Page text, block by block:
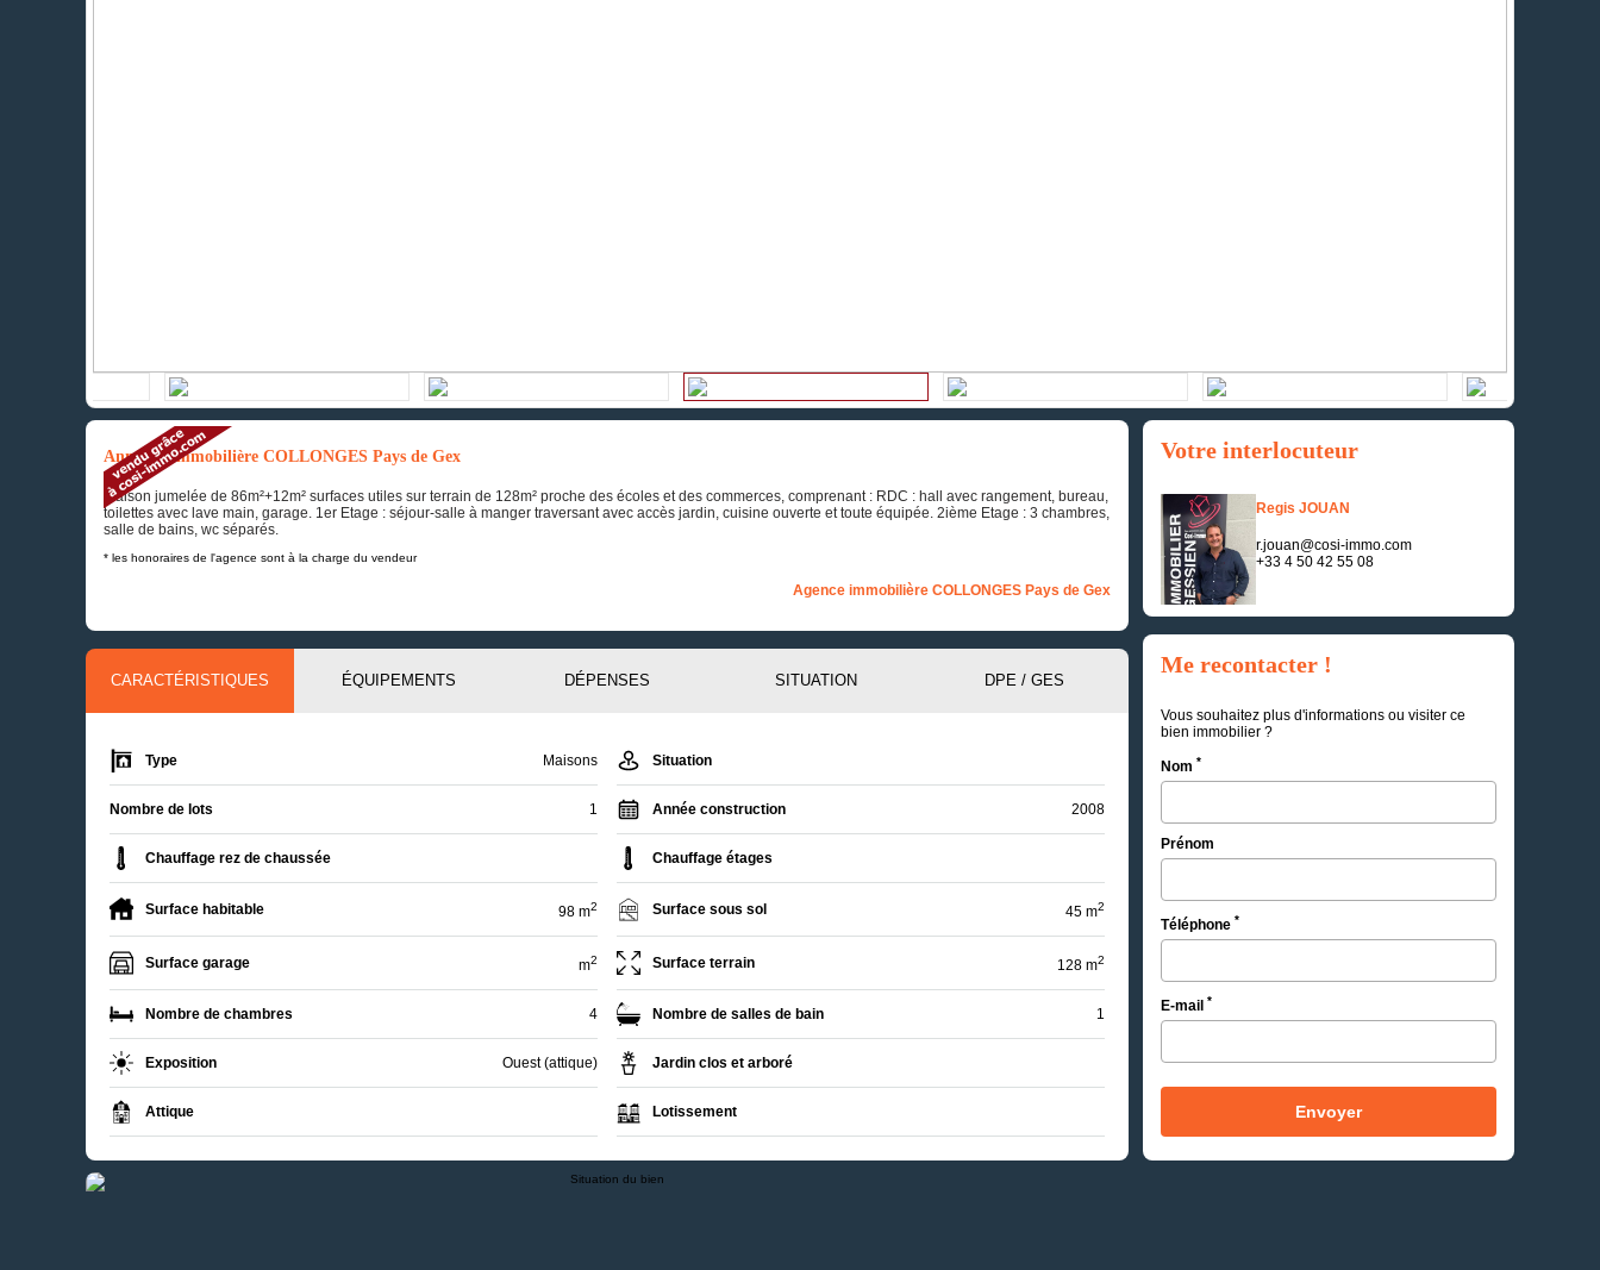
Annonce immobilière COLLONGES Pays de Gex
Maison jumelée de 86m²+12m² surfaces utiles sur terrain de 128m² proche des écoles et des commerces, comprenant : RDC : hall avec rangement, bureau,
toilettes avec lave main, garage. 1er Etage : séjour-salle à manger traversant avec accès jardin, cuisine ouverte et toute équipée. 2ième Etage : 3 chambres,
salle de bains, wc séparés.
* les honoraires de l'agence sont à la charge du vendeur
Agence immobilière COLLONGES Pays de Gex
CARACTÉRISTIQUES ÉQUIPEMENTS DÉPENSES SITUATION DPE / GES
Type Maisons Situation
Nombre de lots 1 Année construction 2008
Chauffage rez de chaussée Chauffage étages
Surface habitable 98 m2 Surface sous sol 45 m2
Surface garage m2 Surface terrain 128 m2
Nombre de chambres 4 Nombre de salles de bain 1
Exposition Ouest (attique) Jardin clos et arboré
Attique Lotissement
Votre interlocuteur
Regis JOUAN
r.jouan@cosi-immo.com
+33 4 50 42 55 08
Me recontacter !
Vous souhaitez plus d'informations ou visiter ce
bien immobilier ?
Nom *
Prénom
Téléphone *
E-mail *
Envoyer